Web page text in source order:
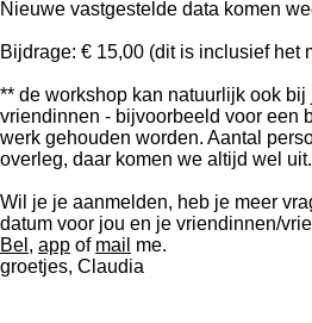
Nieuwe vastgestelde data komen
Bijdrage: € 15,00 (dit is inclusief het
** de workshop kan natuurlijk ook
vriendinnen - bijvoorbeeld voor een
werk gehouden worden. Aantal
overleg, daar komen we altijd wel uit.
Wil je je aanmelden, heb je meer
datum voor jou en je vriendinnen/
Bel , app of mail me.
groetjes, Claudia